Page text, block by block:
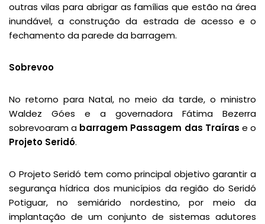
outras vilas para abrigar as famílias que estão na área
inundável, a construção da estrada de acesso e o
fechamento da parede da barragem.
Sobrevoo
No retorno para Natal, no meio da tarde, o ministro
Waldez Góes e a governadora Fátima Bezerra
sobrevoaram a barragem Passagem das Traíras e o
Projeto Seridó.
O Projeto Seridó tem como principal objetivo garantir a
segurança hídrica dos municípios da região do Seridó
Potiguar, no semiárido nordestino, por meio da
implantação de um conjunto de sistemas adutores